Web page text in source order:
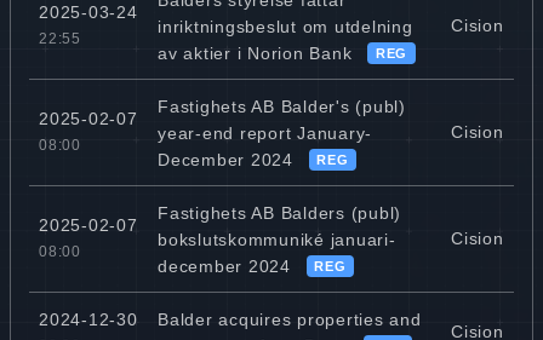
2025-03-24
22:55
inriktningsbeslut om utdelning
av aktier i Norion Bank
REG
Cision
2025-02-07
08:00
Fastighets AB Balder's (publ)
year-end report January-
December 2024
REG
Cision
2025-02-07
08:00
Fastighets AB Balders (publ)
bokslutskommuniké januari-
december 2024
REG
Cision
2024-12-30
Balder acquires properties and
Cision